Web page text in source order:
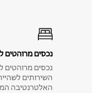
נכסים מרוהטים
נכסים
השירותים
האלטרנטיבה